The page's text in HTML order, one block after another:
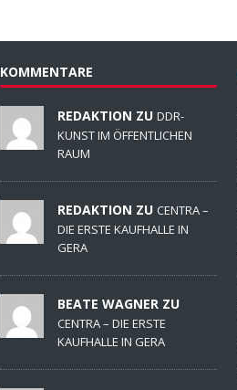
KOMMENTARE
REDAKTION ZU DDR-
KUNST IM ÖFFENTLICHEN
RAUM
REDAKTION ZU CENTRA –
DIE ERSTE KAUFHALLE IN
GERA
BEATE WAGNER ZU
CENTRA – DIE ERSTE
KAUFHALLE IN GERA